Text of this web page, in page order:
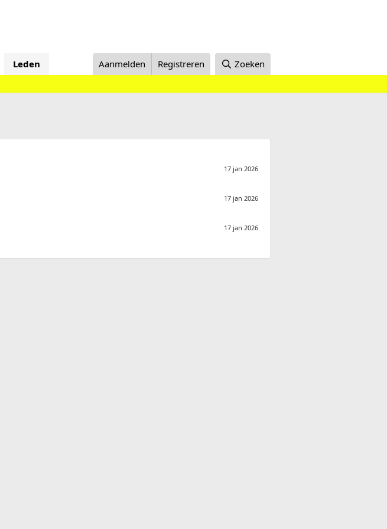
Leden Aanmelden Registreren Zoeken
17 jan 2026
17 jan 2026
17 jan 2026